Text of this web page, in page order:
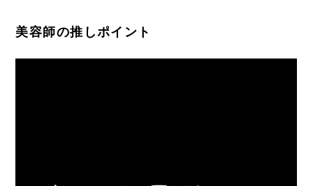
美容師の推しポイント